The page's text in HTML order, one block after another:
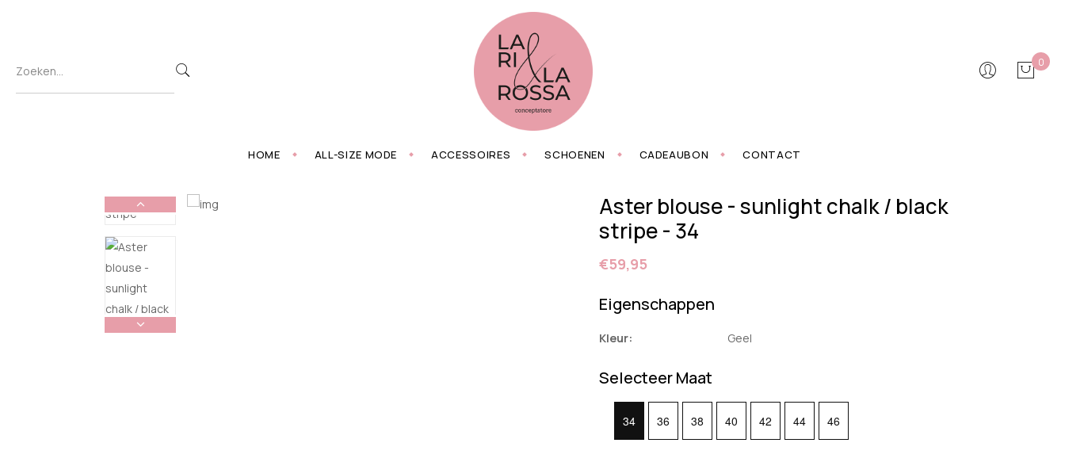
0
HOME ALL-SIZE MODE ACCESSOIRES SCHOENEN CADEAUBON CONTACT
Aster blouse - sunlight chalk / black
stripe - 34
€59,95
Eigenschappen
Kleur: Geel
Selecteer Maat
34 36 38 40 42 44 46